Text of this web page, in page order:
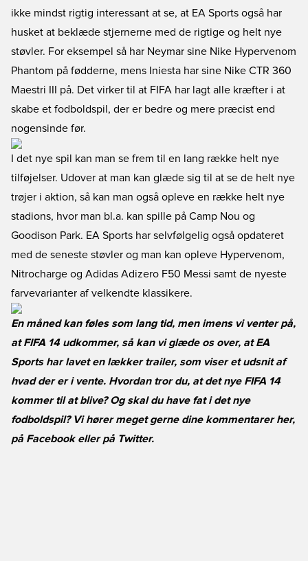
ikke mindst rigtig interessant at se, at EA Sports også har
husket at beklæde stjernerne med de rigtige og helt nye
støvler. For eksempel så har Neymar sine Nike Hypervenom
Phantom på fødderne, mens Iniesta har sine Nike CTR 360
Maestri III på. Det virker til at FIFA har lagt alle kræfter i at
skabe et fodboldspil, der er bedre og mere præcist end
nogensinde før.
I det nye spil kan man se frem til en lang række helt nye
tilføjelser. Udover at man kan glæde sig til at se de helt nye
trøjer i aktion, så kan man også opleve en række helt nye
stadions, hvor man bl.a. kan spille på Camp Nou og
Goodison Park. EA Sports har selvfølgelig også opdateret
med de seneste støvler og man kan opleve Hypervenom,
Nitrocharge og Adidas Adizero F50 Messi samt de nyeste
farvevarianter af velkendte klassikere.
En måned kan føles som lang tid, men imens vi venter på,
at FIFA 14 udkommer, så kan vi glæde os over, at EA
Sports har lavet en lækker trailer, som viser et udsnit af
hvad der er i vente. Hvordan tror du, at det nye FIFA 14
kommer til at blive? Og skal du have fat i det nye
fodboldspil? Vi hører meget gerne dine kommentarer her,
på Facebookeller på Twitter.